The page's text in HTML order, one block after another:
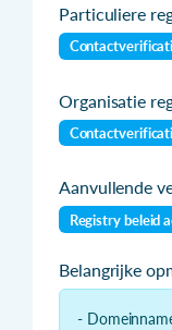
Particuliere
Organisatie
Aanvullende
Registry beleid
Belangrijke
-